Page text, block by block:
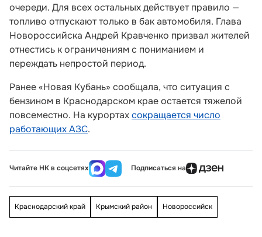
очереди. Для всех остальных действует правило —
топливо отпускают только в бак автомобиля. Глава
Новороссийска Андрей Кравченко призвал жителей
отнестись к ограничениям с пониманием и
переждать непростой период.
Ранее «Новая Кубань» сообщала, что ситуация с
бензином в Краснодарском крае остается тяжелой
повсеместно. На курортахсокращается число
работающих АЗС.
Читайте НК в соцсетях Подписаться на
Краснодарский край Крымский район Новороссийск